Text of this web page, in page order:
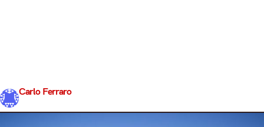
Carlo Ferraro